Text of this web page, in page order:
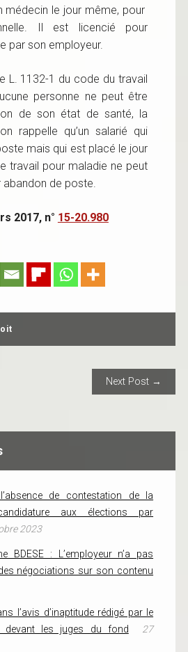
médecin le jour même, pour
Il est licencié pour
par son employeur.
L. 1132-1 du code du travail
personne ne peut être
de son état de santé, la
rappelle qu’un salarié qui
mais qui est placé le jour
travail pour maladie ne peut
de poste.
2017, n° 15-20.980
Next Post →
de contestation de la
aux élections par
2023
BDESE : L’employeur n’a pas
des négociations sur son contenu
l’avis d’inaptitude rédigé par le
devant les juges du fond
27